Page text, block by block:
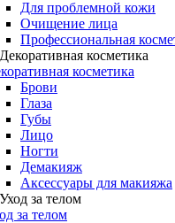
Для проблемной кожи
Очищение лица
Профессиональная
косметика
Брови
Глаза
Губы
Лицо
Ногти
Демакияж
Аксессуары для макияжа
за телом